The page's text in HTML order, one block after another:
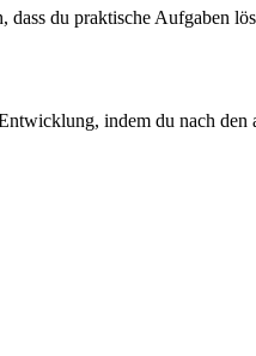
du praktische Aufgaben
indem du nach